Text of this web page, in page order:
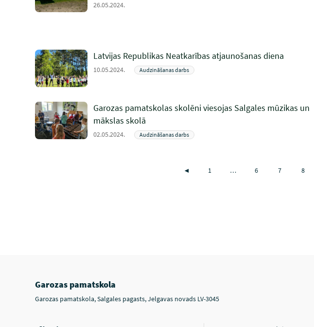
26.05.2024.
Latvijas Republikas Neatkarības atjaunošanas diena
10.05.2024. Audzināšanas darbs
Garozas pamatskolas skolēni viesojas Salgales mūzikas un
mākslas skolā
02.05.2024. Audzināšanas darbs
◄ 1 … 6 7 8
Garozas pamatskola
Garozas pamatskola, Salgales pagasts, Jelgavas novads LV-3045